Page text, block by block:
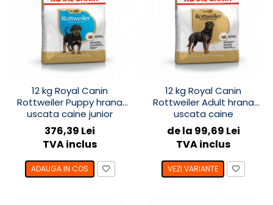
12 kg Royal Canin
Rottweiler Puppy hrana
uscata caine junior
376,39 Lei
TVA inclus
ADAUGA IN COS
12 kg Royal Canin
Rottweiler Adult hrana
uscata caine
de la 99,69 Lei
TVA inclus
VEZI VARIANTE